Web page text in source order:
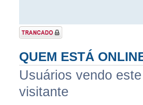
Tópico Trancado
QUEM ESTÁ
Usuários vendo
visitante